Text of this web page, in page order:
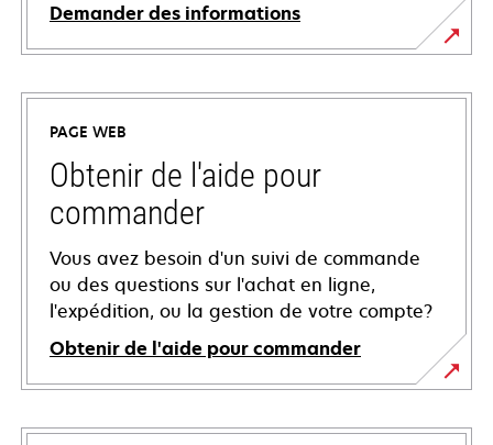
Demander des informations
PAGE WEB
Obtenir de l'aide pour
commander
Vous avez besoin d'un suivi de commande
ou des questions sur l'achat en ligne,
l'expédition, ou la gestion de votre compte?
Obtenir de l'aide pour commander